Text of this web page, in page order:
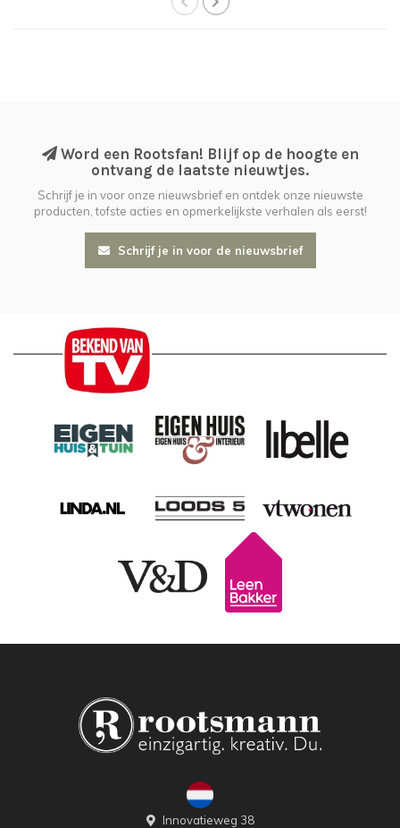
Word een Rootsfan! Blijf op de hoogte en
ontvang de laatste nieuwtjes.
Schrijf je in voor onze nieuwsbrief en ontdek onze nieuwste
producten, tofste acties en opmerkelijkste verhalen als eerst!
Schrijf je in voor de nieuwsbrief
Innovatieweg 38